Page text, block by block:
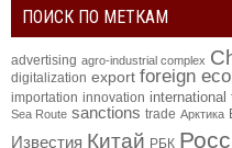
ПОИСК ПО МЕТКАМ
advertising agro-industrial complex
digitalization export foreign
importation innovation international
Sea Route sanctions trade Арктика
Известия Китай РБК